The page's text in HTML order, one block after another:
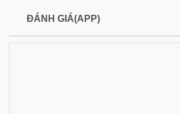
ĐÁNH GIÁ(APP)